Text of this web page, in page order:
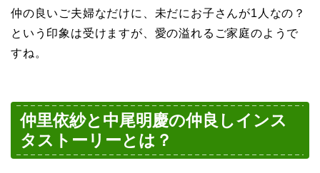
仲の良いご夫婦なだけに、未だにお子さんが1人なの？
という印象は受けますが、愛の溢れるご家庭のようで
すね。
仲里依紗と中尾明慶の仲良しインス
タストーリーとは？